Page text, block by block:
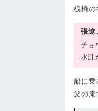
桟橋の
張遼
チョ
水計
船に乗
父の庵